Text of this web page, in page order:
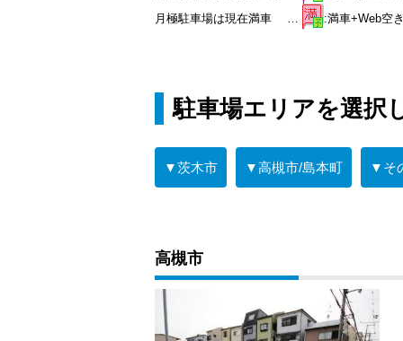
月極駐車場は現在満車 …
:満車+Web空
駐車場エリアを選択
▼茨木市 ▼高槻市/島本町 ▼そ
高槻市